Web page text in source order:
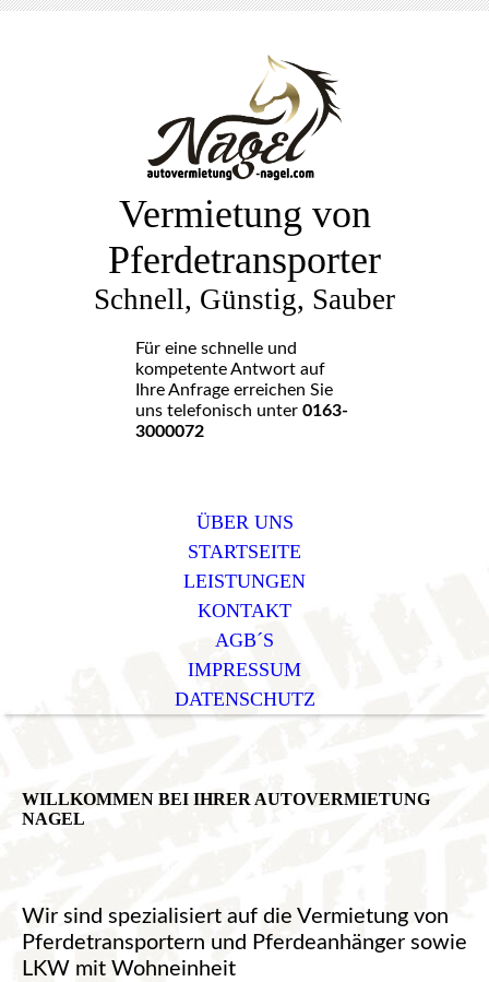
Vermietung von
Pferdetransporter
Schnell, Günstig, Sauber
Für eine schnelle und
kompetente Antwort auf
Ihre Anfrage erreichen Sie
uns telefonisch unter 0163-
3000072
ÜBER UNS
STARTSEITE
LEISTUNGEN
KONTAKT
AGB´S
IMPRESSUM
DATENSCHUTZ
WILLKOMMEN BEI IHRER AUTOVERMIETUNG
NAGEL
Wir sind spezialisiert auf die Vermietung von
Pferdetransportern und Pferdeanhänger sowie
LKW mit Wohneinheit